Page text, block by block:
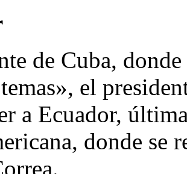
de Cuba,
el
a Ecuador,
donde se